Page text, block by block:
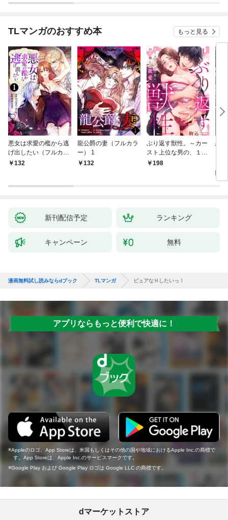
1話
TLマンガのおすすめ本 もっと見る
悪女は求愛の檻から逃
げ出したい（フルカラ
ー） 1
132
龍公爵の妻（フルカラ
ー） 1
132
ぶり返す獣性。～カー
スト上位な男の、１０
年越しの激愛１
198
恋
新刊配信予定 ランキング
キャンペーン 無料
漫画無料試し読みならdブック TLマンガ ピュアなＨしたいっ！
アプリならもっと便利で快適に！
Appleのロゴ、App Storeは、米国もしくはその他の国や地域におけるApple Inc.の商標で
す。App Storeは、Apple Inc.のサービスマークです。
Google Play および Google Play ロゴは Google LLC の商標です。
dマーケットストア